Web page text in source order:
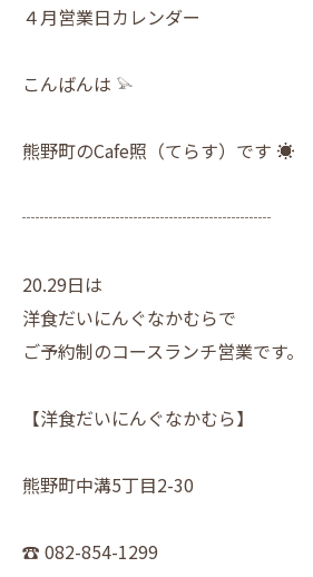
４月営業日カレンダー
こんばんは 𓅫
熊野町のCafe照（てらす）です ☀︎
┈┈┈┈┈┈┈┈┈┈┈┈┈┈
20.29日は
洋食だいにんぐなかむらで
ご予約制のコースランチ営業です。
【洋食だいにんぐなかむら】
熊野町中溝5丁目2-30
☎︎ 082-854-1299